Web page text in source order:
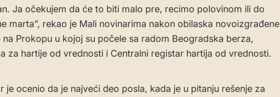
Ja očekujem da će to biti malo pre, recimo polovinom ili do
marta”, rekao je Mali novinarima nakon obilaska novoizgrađene
na Prokopu u kojoj su počele sa radom Beogradska berza,
za hartije od vrednosti i Centralni registar hartija od vrednosti.
je ocenio da je najveći deo posla, kada je u pitanju rešenje za